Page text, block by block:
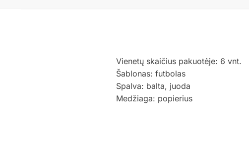
Vienetų skaičius pakuotėje: 6 vnt.
Šablonas: futbolas
Spalva: balta, juoda
Medžiaga: popierius